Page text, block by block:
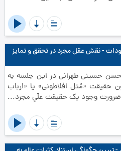
- نقش عقل مجرد در تحقق و تمایز
حسینی طهرانی در این جلسه به
حقیقت «مُثل افلاطونی» یا «ارباب
ضرورت وجود یک حقیقت علّیِ مجرد...